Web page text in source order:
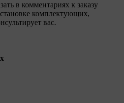
в комментариях к заказу
комплектующих,
вас.